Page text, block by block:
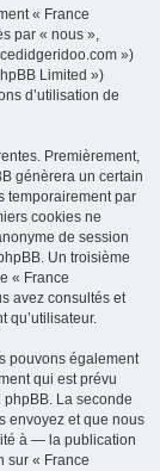
« France
par « nous »,
»)
Limited »)
d’utilisation de
Premièrement,
génèrera un certain
temporairement par
cookies ne
de session
Un troisième
« France
avez consultés et
qu’utilisateur.
pouvons également
qui est prévu
La seconde
envoyez et que nous
à — la publication
sur « France